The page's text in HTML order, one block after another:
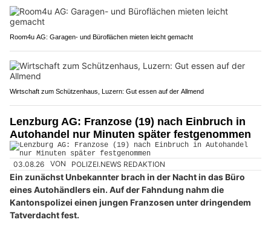
Room4u AG: Garagen- und Büroflächen mieten leicht gemacht
Wirtschaft zum Schützenhaus, Luzern: Gut essen auf der Allmend
Lenzburg AG: Franzose (19) nach Einbruch in
Autohandel nur Minuten später festgenommen
03.08.26 VON POLIZEI.NEWS REDAKTION
Ein zunächst Unbekannter brach in der Nacht in das Büro
eines Autohändlers ein. Auf der Fahndung nahm die
Kantonspolizei einen jungen Franzosen unter dringendem
Tatverdacht fest.